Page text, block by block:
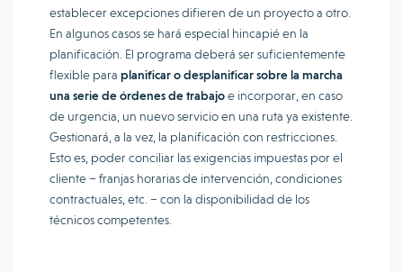
establecer excepciones difieren de un proyecto a otro.
En algunos casos se hará especial hincapié en la
planificación. El programa deberá ser suficientemente
flexible para planificar o desplanificar sobre la marcha
una serie de órdenes de trabajoe incorporar, en caso
de urgencia, un nuevo servicio en una ruta ya existente.
Gestionará, a la vez, la planificación con restricciones.
Esto es, poder conciliar las exigencias impuestas por el
cliente – franjas horarias de intervención, condiciones
contractuales, etc. – con la disponibilidad de los
técnicos competentes.